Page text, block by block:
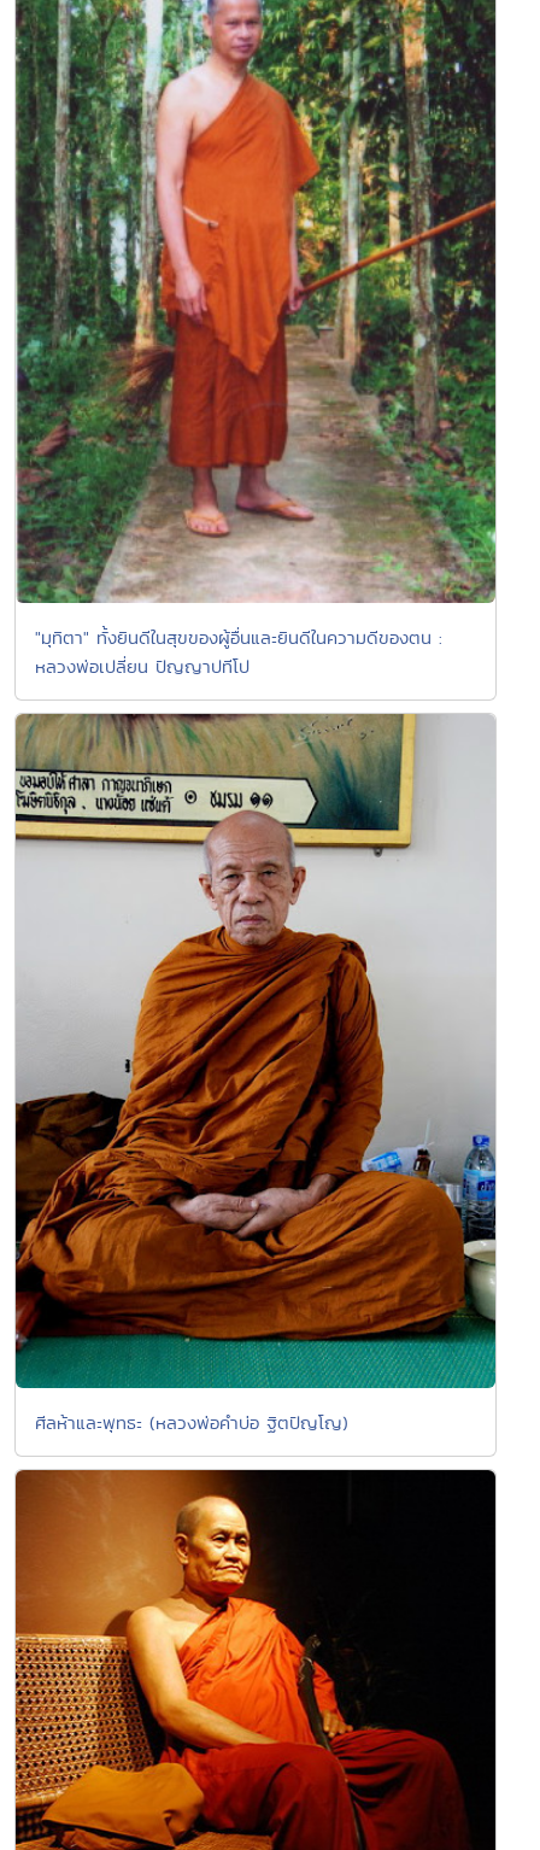
"มุทิตา" ทั้งยินดีในสุขของผู้อื่นและยินดีในความดีของตน :
หลวงพ่อเปลี่ยน ปัญญาปทีโป
ศีลห้าและพุทธะ (หลวงพ่อคำบ่อ ฐิตปัญโญ)